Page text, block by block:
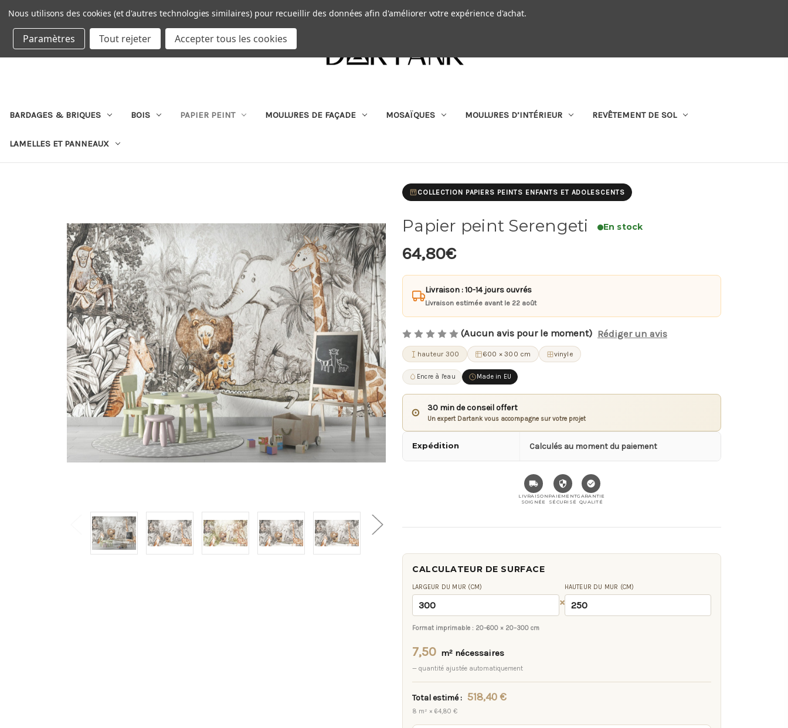
DEVISE : EUR
| RECHERCHER QUI SOMMES-NOUS
BARDAGES & BRIQUES BOIS PAPIER PEINT MOULURES DE FAÇADE MOSAÏQUES MOULURES D’INTÉRIEUR REVÊTEMENT DE SOL
LAMELLES ET PANNEAUX
COLLECTION PAPIERS PEINTS ENFANTS ET ADOLESCENTS
Papier peint Serengeti En stock
64,80€
Livraison : 10-14 jours ouvrés
Livraison estimée avant le 22 août
(Aucun avis pour le moment) Rédiger un avis
hauteur 300 600 × 300 cm vinyle
Encre à l'eau Made in EU
⊙ 30 min de conseil offert
Un expert Dartank vous accompagne sur votre projet
Expédition Calculés au moment du paiement
LIVRAISON
SOIGNÉE
PAIEMENT
SÉCURISÉ
GARANTIE
QUALITÉ
CALCULATEUR DE SURFACE
LARGEUR DU MUR (CM)
×
HAUTEUR DU MUR (CM)
Format imprimable : 20–600 × 20–300 cm
7,50 m² nécessaires
— quantité ajustée automatiquement
Total estimé : 518,40 €
8 m² × 64,80 €
Nous utilisons des cookies (et d'autres technologies similaires) pour recueillir des données afin d'améliorer votre expérience d'achat.
Paramètres Tout rejeter Accepter tous les cookies